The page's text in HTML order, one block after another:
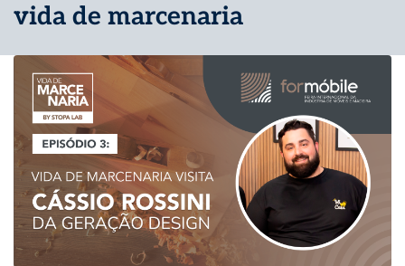
vida de marcenaria